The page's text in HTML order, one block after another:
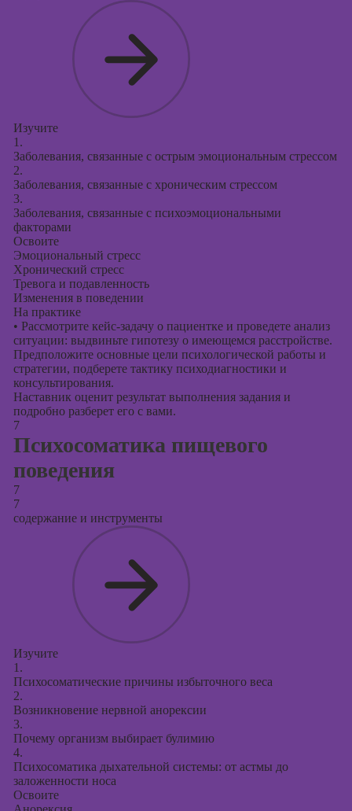
Изучите
1.
Заболевания, связанные с острым эмоциональным стрессом
2.
Заболевания, связанные с хроническим стрессом
3.
Заболевания, связанные с психоэмоциональными
факторами
Освоите
Эмоциональный стресс
Хронический стресс
Тревога и подавленность
Изменения в поведении
На практике
• Рассмотрите кейс-задачу о пациентке и проведете анализ
ситуации: выдвиньте гипотезу о имеющемся расстройстве.
Предположите основные цели психологической работы и
стратегии, подберете тактику психодиагностики и
консультирования.
Наставник оценит результат выполнения задания и
подробно разберет его с вами.
7
Психосоматика пищевого
поведения
7
7
содержание и инструменты
Изучите
1.
Психосоматические причины избыточного веса
2.
Возникновение нервной анорексии
3.
Почему организм выбирает булимию
4.
Психосоматика дыхательной системы: от астмы до
заложенности носа
Освоите